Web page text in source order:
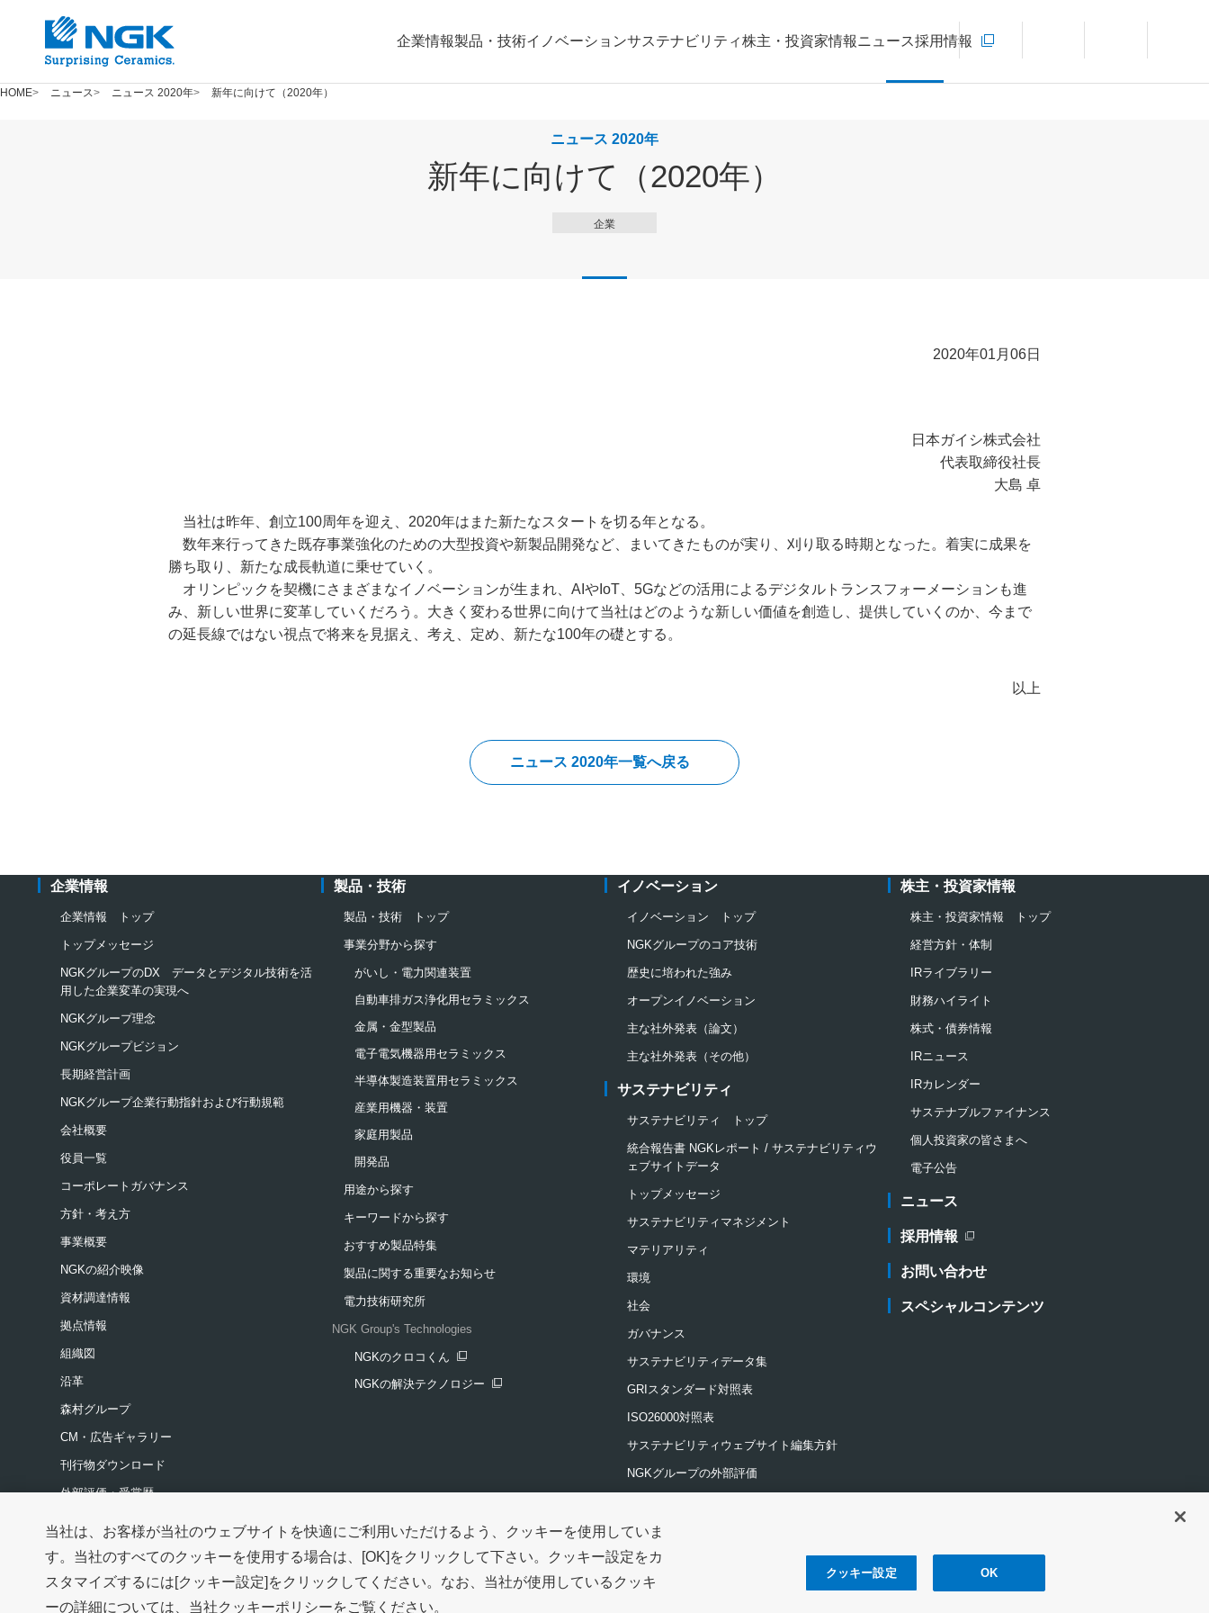
企業情報製品・技術イノベーションサステナビリティ株主・投資家情報ニュース採用情報
新規ウィンドウを開きます
言語切り替えメニューを開く
HOME ニュース ニュース 2020年 新年に向けて（2020年）
ニュース 2020年
新年に向けて（2020年）
企業
2020年01月06日
日本ガイシ株式会社
代表取締役社長
大島 卓
当社は昨年、創立100周年を迎え、2020年はまた新たなスタートを切る年となる。
数年来行ってきた既存事業強化のための大型投資や新製品開発など、まいてきたものが実り、刈り取る時期となった。着実に成果を
勝ち取り、新たな成長軌道に乗せていく。
オリンピックを契機にさまざまなイノベーションが生まれ、AIやIoT、5Gなどの活用によるデジタルトランスフォーメーションも進
み、新しい世界に変革していくだろう。大きく変わる世界に向けて当社はどのような新しい価値を創造し、提供していくのか、今まで
の延長線ではない視点で将来を見据え、考え、定め、新たな100年の礎とする。
以上
ニュース 2020年一覧へ戻る
企業情報
企業情報 トップ
トップメッセージ
NGKグループのDX データとデジタル技術を活
用した企業変革の実現へ
NGKグループ理念
NGKグループビジョン
長期経営計画
NGKグループ企業行動指針および行動規範
会社概要
役員一覧
コーポレートガバナンス
方針・考え方
事業概要
NGKの紹介映像
資材調達情報
拠点情報
組織図
沿革
森村グループ
CM・広告ギャラリー
刊行物ダウンロード
外部評価・受賞歴
参考情報
製品・技術
製品・技術 トップ
事業分野から探す
がいし・電力関連装置
自動車排ガス浄化用セラミックス
金属・金型製品
電子電気機器用セラミックス
半導体製造装置用セラミックス
産業用機器・装置
家庭用製品
開発品
用途から探す
キーワードから探す
おすすめ製品特集
製品に関する重要なお知らせ
電力技術研究所
NGK Group's Technologies
NGKのクロコくん
新規ウィンドウを開きます
NGKの解決テクノロジー
イノベーション
イノベーション トップ
NGKグループのコア技術
歴史に培われた強み
オープンイノベーション
主な社外発表（論文）
主な社外発表（その他）
サステナビリティ
サステナビリティ トップ
統合報告書 NGKレポート / サステナビリティウ
ェブサイトデータ
トップメッセージ
サステナビリティマネジメント
マテリアリティ
環境
社会
ガバナンス
サステナビリティデータ集
GRIスタンダード対照表
ISO26000対照表
サステナビリティウェブサイト編集方針
NGKグループの外部評価
NGKグループの社会貢献活動
公益財団法人NGK留学生基金
株主・投資家情報
株主・投資家情報 トップ
経営方針・体制
IRライブラリー
財務ハイライト
株式・債券情報
IRニュース
IRカレンダー
サステナブルファイナンス
個人投資家の皆さまへ
電子公告
ニュース
採用情報
お問い合わせ
スペシャルコンテンツ
ご利用条件・ご注意
プライバシーポリシー
ソーシャルメディアポリシー クッキーポリシー ウェブアクセシビリティ対応 サイトマップ
当社は、お客様が当社のウェブサイトを快適にご利用いただけるよう、クッキーを使用していま
す。当社のすべてのクッキーを使用する場合は、[OK]をクリックして下さい。クッキー設定をカ
スタマイズするには[クッキー設定]をクリックしてください。なお、当社が使用しているクッキ
ーの詳細については、当社クッキーポリシーをご覧ください。
クッキー設定 OK